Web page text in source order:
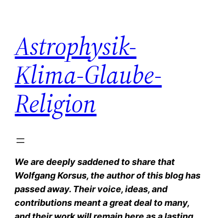
springen
Astrophysik-
Klima-Glaube-
Religion
We are deeply saddened to share that
Wolfgang Korsus, the author of this blog has
passed away. Their voice, ideas, and
contributions meant a great deal to many,